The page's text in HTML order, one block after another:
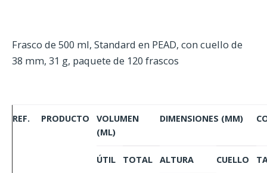
Frasco de 500 ml, Standard en PEAD, con cuello de
38 mm, 31 g, paquete de 120 frascos
REF. PRODUCTO
VOLUMEN
(ML)
DIMENSIONES (MM)
ÚTIL TOTAL ALTURA CUELLO